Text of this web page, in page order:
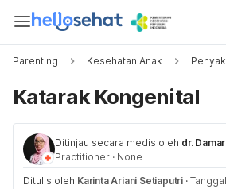
Parenting Kesehatan Anak
Katarak Kongenital
Ditinjau secara medis oleh dr.
Practitioner · None
Ditulis oleh Karinta Ariani Setiaputri ·